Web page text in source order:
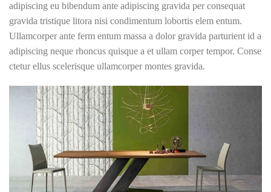
adipiscing eu bibendum ante adipiscing gravida per consequat
gravida tristique litora nisi condimentum lobortis elem entum.
Ullamcorper ante ferm entum massa a dolor gravida parturient id a
adipiscing neque rhoncus quisque a et ullam corper tempor. Conse
ctetur ellus scelerisque ullamcorper montes gravida.